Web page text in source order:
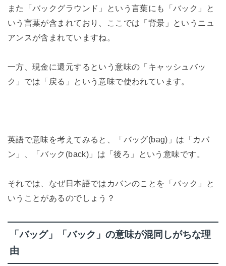
また「バックグラウンド」という言葉にも「バック」と
いう言葉が含まれており、ここでは「背景」というニュ
アンスが含まれていますね。
一方、現金に還元するという意味の「キャッシュバッ
ク」では「戻る」という意味で使われています。
英語で意味を考えてみると、「バッグ(bag)」は「カバ
ン」、「バック(back)」は「後ろ」という意味です。
それでは、なぜ日本語ではカバンのことを「バック」と
いうことがあるのでしょう？
「バッグ」「バック」の意味が混同しがちな理
由